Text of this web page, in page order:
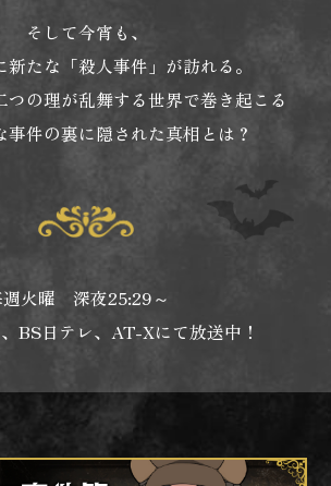
そして今宵も、
たな「殺人事件」が訪れる。
つの理が乱舞する世界で巻き起こる
事件の裏に隠された真相とは？
週火曜 深夜25:29～
BS日テレ、AT-Xにて放送中！